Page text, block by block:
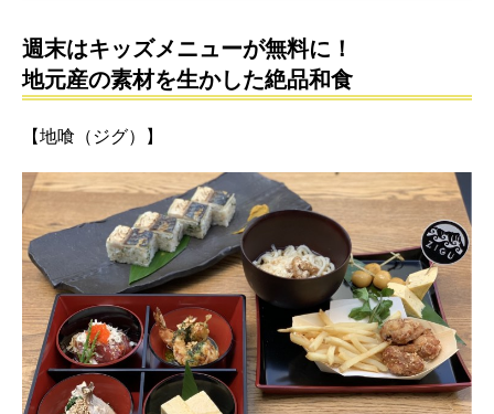
週末はキッズメニューが無料に！
地元産の素材を生かした絶品和食
【地喰（ジグ）】